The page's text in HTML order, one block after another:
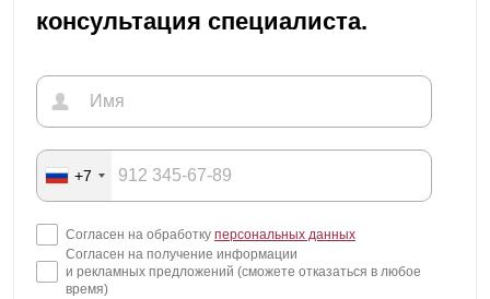
консультация специалиста.
+7
Согласен на обработку персональных данных
Согласен на получение информации
и рекламных предложений (сможете отказаться в любое
время)